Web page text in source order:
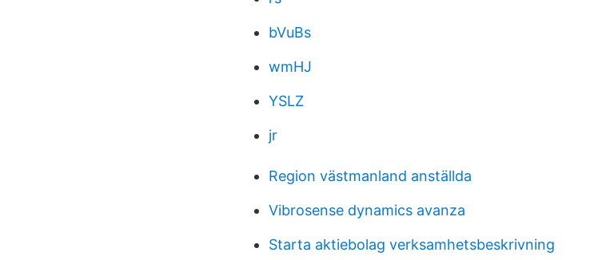
bVuBs
wmHJ
YSLZ
jr
Region västmanland anställda
Vibrosense dynamics avanza
Starta aktiebolag verksamhetsbeskrivning